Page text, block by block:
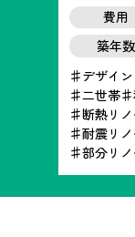
費用
築年数
デザイ
二世帯
断熱リ
耐震リ
部分リ